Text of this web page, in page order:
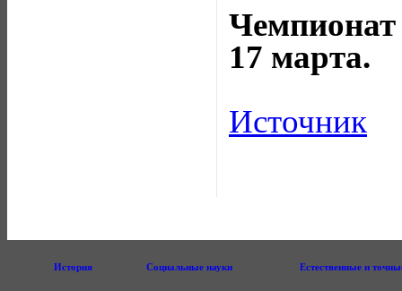
17 марта.
Источник
История Социальные науки Естественные и